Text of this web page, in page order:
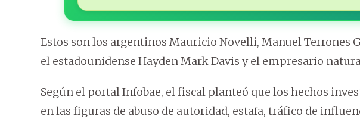
Estos son los argentinos Mauricio Novelli, Manuel Terrones
el estadounidense Hayden Mark Davis y el empresario
Según el portal Infobae, el fiscal planteó que los hechos
en las figuras de abuso de autoridad, estafa, tráfico de